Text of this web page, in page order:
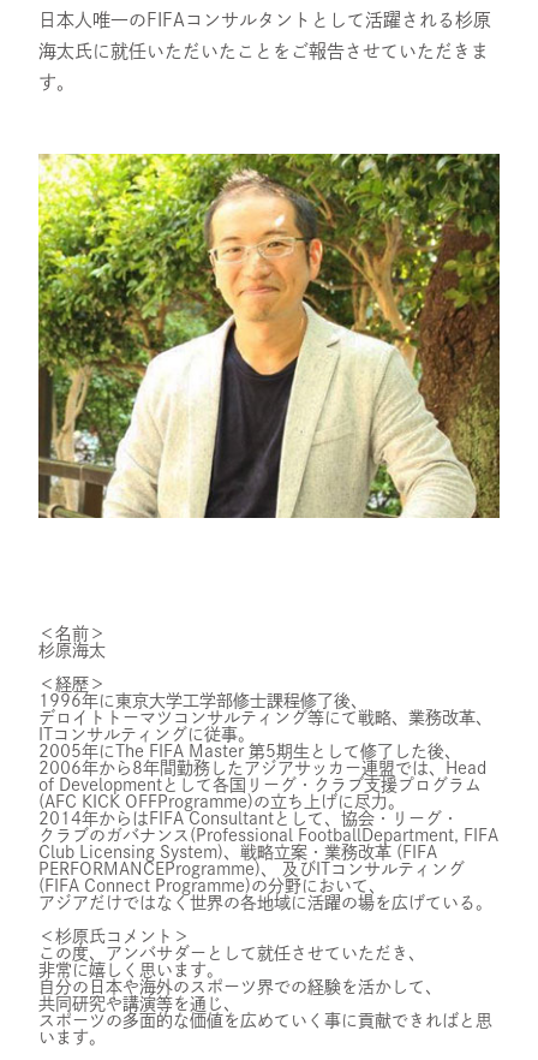
ニュース
社会・CSR
お問い合わせ
プライバシーポリシー
健康経営について
サイトマップ
日本人唯一のFIFAコンサルタントとして活躍される杉原
海太氏に就任いただいたことをご報告させていただきま
す。
＜名前＞
杉原海太
＜経歴＞
1996年に東京大学工学部修士課程修了後、
デロイトトーマツコンサルティング等にて戦略、業務改革、
ITコンサルティングに従事。
2005年にThe FIFA Master 第5期生として修了した後、
2006年から8年間勤務したアジアサッカー連盟では、Head
of Developmentとして各国リーグ・クラブ支援プログラム
(AFC KICK OFFProgramme)の立ち上げに尽力。
2014年からはFIFA Consultantとして、協会・リーグ・
クラブのガバナンス(Professional FootballDepartment, FIFA
Club Licensing System)、戦略立案・業務改革 (FIFA
PERFORMANCEProgramme)、 及びITコンサルティング
(FIFA Connect Programme)の分野において、
アジアだけではなく世界の各地域に活躍の場を広げている。
＜杉原氏コメント＞
この度、アンバサダーとして就任させていただき、
非常に嬉しく思います。
自分の日本や海外のスポーツ界での経験を活かして、
共同研究や講演等を通じ、
スポーツの多面的な価値を広めていく事に貢献できればと思
います。